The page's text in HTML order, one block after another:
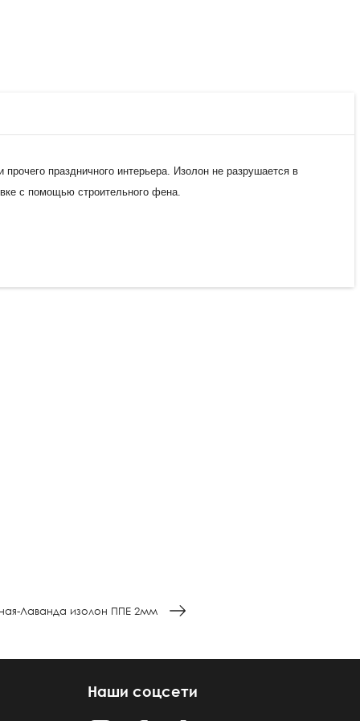
праздничного интерьера. Изолон не разрушается в
с помощью строительного фена.
Лаванда изолон ППЕ 2мм
Наши соцсети